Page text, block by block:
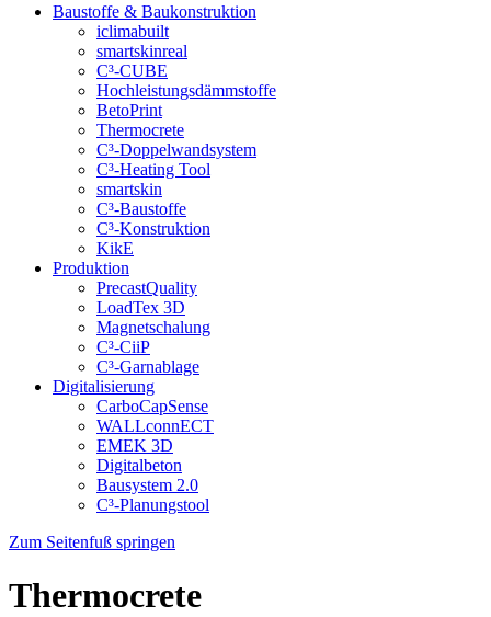
Baustoffe & Baukonstruktion
iclimabuilt
smartskinreal
C³-CUBE
Hochleistungsdämmstoffe
BetoPrint
Thermocrete
C³-Doppelwandsystem
C³-Heating Tool
smartskin
C³-Baustoffe
C³-Konstruktion
KikE
Produktion
PrecastQuality
LoadTex 3D
Magnetschalung
C³-CiiP
C³-Garnablage
Digitalisierung
CarboCapSense
WALLconnECT
EMEK 3D
Digitalbeton
Bausystem 2.0
C³-Planungstool
Zum Seitenfuß springen
Thermocrete